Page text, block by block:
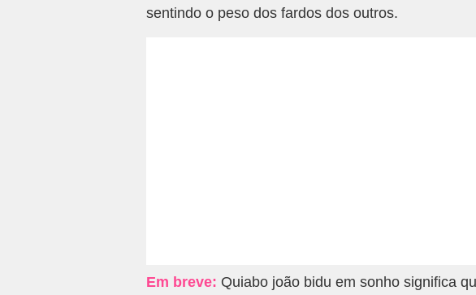
sentindo o peso dos fardos dos outros.
Em breve: Quiabo joão bidu em sonho significa